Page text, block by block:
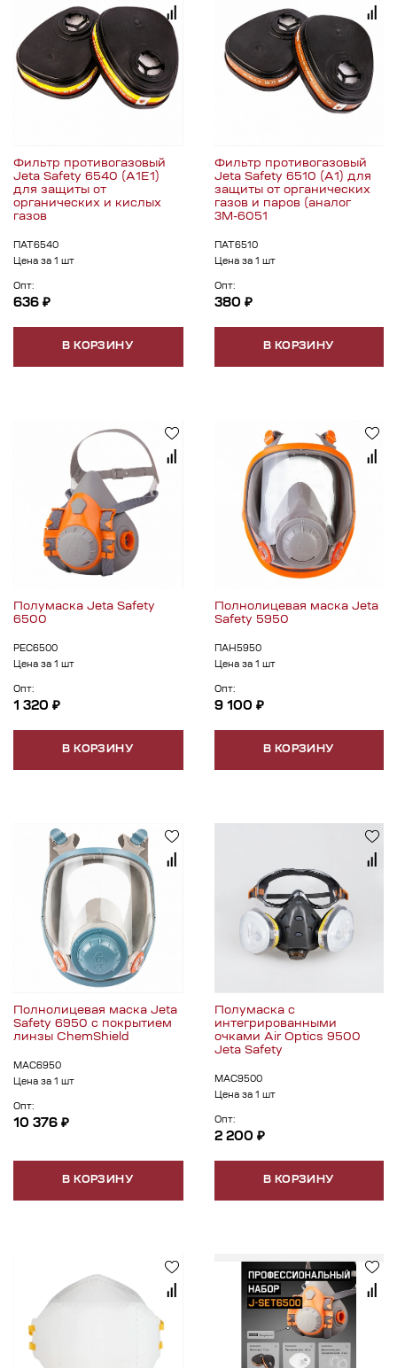
Фильтр противогазовый
Jeta Safety 6540 (A1Е1)
для защиты от
органических и кислых
газов
ПАТ6540
Цена за 1 шт
Опт:
636 ₽
В КОРЗИНУ
Фильтр противогазовый
Jeta Safety 6510 (А1) для
защиты от органических
газов и паров (аналог
3М-6051
ПАТ6510
Цена за 1 шт
Опт:
380 ₽
В КОРЗИНУ
Полумаска Jeta Safety
6500
РЕС6500
Цена за 1 шт
Опт:
1 320 ₽
В КОРЗИНУ
Полнолицевая маска Jeta
Safety 5950
ПАН5950
Цена за 1 шт
Опт:
9 100 ₽
В КОРЗИНУ
Полнолицевая маска Jeta
Safety 6950 с покрытием
линзы ChemShield
МАС6950
Цена за 1 шт
Опт:
10 376 ₽
В КОРЗИНУ
Полумаска с
интегрированными
очками Air Optics 9500
Jeta Safety
МАС9500
Цена за 1 шт
Опт:
2 200 ₽
В КОРЗИНУ